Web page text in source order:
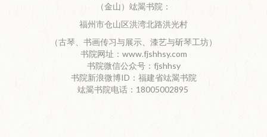
（金山）竑翯书院：
福州市仓山区洪湾北路洪光村
（古琴、书画传习与展示、漆艺与斫琴工坊）
书院网址：www.fjshhsy.com
书院微信公众号：fjshhsy
书院新浪微博ID：福建省竑翯书院
竑翯书院电话：18005002895